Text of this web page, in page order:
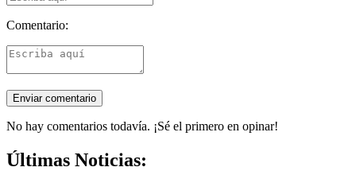
Comentario:
No hay comentarios todavía. ¡Sé el primero en opinar!
Últimas Noticias: